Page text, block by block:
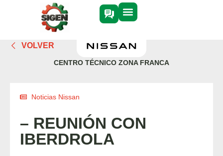
VOLVER
CENTRO TÉCNICO ZONA FRANCA
Noticias Nissan
– REUNIÓN CON
IBERDROLA